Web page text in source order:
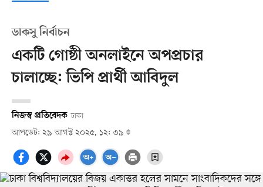
ডাকসু নির্বাচন
একটি গোষ্ঠী অনলাইনে অপপ্রচার
চালাচ্ছে: ভিপি প্রার্থী আবিদুল
নিজস্ব প্রতিবেদক ঢাকা
আপডেট: ২৯ আগস্ট ২০২৫, ১২: ৩৯